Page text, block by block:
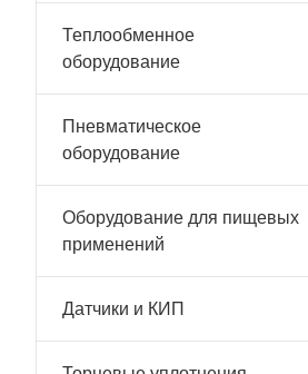
Теплообменное
оборудование
Пневматическое
оборудование
Оборудование для пищевых
применений
Датчики и КИП